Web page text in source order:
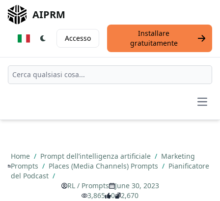
AIPRM
Accesso
Installare
gratuitamente
Home / Prompt dell’intelligenza artificiale / Marketing
Prompts / Places (Media Channels) Prompts / Pianificatore
del Podcast /
RL / Prompts
June 30, 2023
3,865
0 2,670